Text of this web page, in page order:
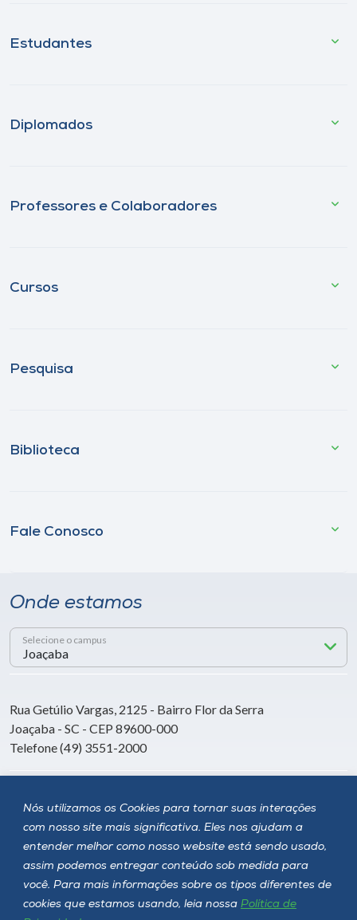
Nós utilizamos os Cookies para tornar suas interações
com nosso site mais significativa. Eles nos ajudam a
entender melhor como nosso website está sendo usado,
assim podemos entregar conteúdo sob medida para
você. Para mais informações sobre os tipos diferentes de
cookies que estamos usando, leia nossa Política de
Estudantes
Diplomados
Professores e Colaboradores
Cursos
Pesquisa
Biblioteca
Fale Conosco
Onde estamos
Selecione o campus
Rua Getúlio Vargas, 2125 - Bairro Flor da Serra
Joaçaba - SC - CEP 89600-000
Telefone (49) 3551-2000
Siga a Unoesc